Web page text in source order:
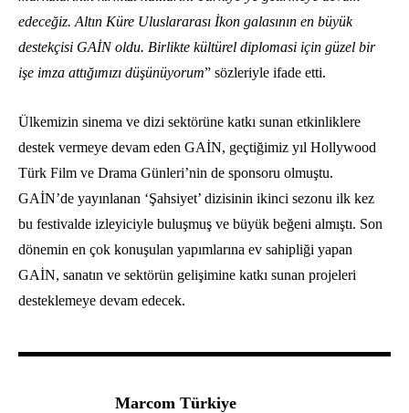
edeceğiz. Altın Küre Uluslararası İkon galasının en büyük
destekçisi GAİN oldu. Birlikte kültürel diplomasi için güzel bir
işe imza attığımızı düşünüyorum” sözleriyle ifade etti.
Ülkemizin sinema ve dizi sektörüne katkı sunan etkinliklere
destek vermeye devam eden GAİN, geçtiğimiz yıl Hollywood
Türk Film ve Drama Günleri’nin de sponsoru olmuştu.
GAİN’de yayınlanan ‘Şahsiyet’ dizisinin ikinci sezonu ilk kez
bu festivalde izleyiciyle buluşmuş ve büyük beğeni almıştı. Son
dönemin en çok konuşulan yapımlarına ev sahipliği yapan
GAİN, sanatın ve sektörün gelişimine katkı sunan projeleri
desteklemeye devam edecek.
Marcom Türkiye